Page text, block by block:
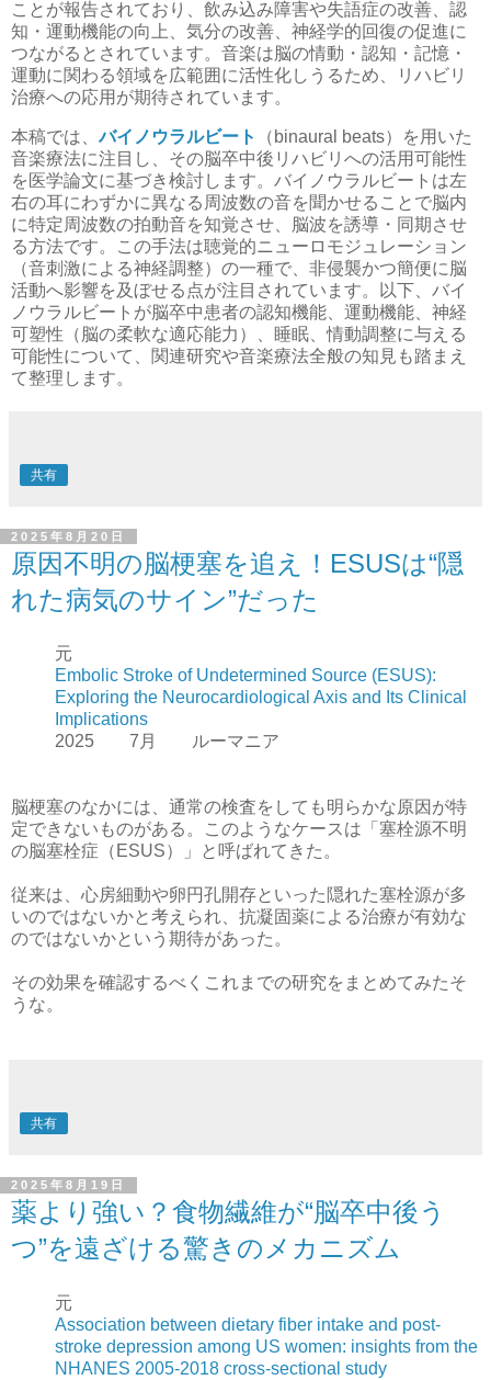
ことが報告されており、飲み込み障害や失語症の改善、認
知・運動機能の向上、気分の改善、神経学的回復の促進に
つながるとされています。音楽は脳の情動・認知・記憶・
運動に関わる領域を広範囲に活性化しうるため、リハビリ
治療への応用が期待されています。
本稿では、バイノウラルビート
（binaural beats）を用いた
音楽療法に注目し、その脳卒中後リハビリへの活用可能性
を医学論文に基づき検討します。バイノウラルビートは左
右の耳にわずかに異なる周波数の音を聞かせることで脳内
に特定周波数の拍動音を知覚させ、脳波を誘導・同期させ
る方法です。この手法は聴覚的ニューロモジュレーション
（音刺激による神経調整）の一種で、非侵襲かつ簡便に脳
活動へ影響を及ぼせる点が注目されています。以下、バイ
ノウラルビートが脳卒中患者の認知機能、運動機能、神経
可塑性（脳の柔軟な適応能力）、睡眠、情動調整に与える
可能性について、関連研究や音楽療法全般の知見も踏まえ
て整理します。
共有
2025年8月20日
原因不明の脳梗塞を追え！ESUSは“隠
れた病気のサイン”だった
元
Embolic Stroke of Undetermined Source (ESUS):
Exploring the Neurocardiological Axis and Its Clinical
Implications
2025 7月 ルーマニア
脳梗塞のなかには、通常の検査をしても明らかな原因が特
定できないものがある。このようなケースは「塞栓源不明
の脳塞栓症（ESUS）」と呼ばれてきた。
従来は、心房細動や卵円孔開存といった隠れた塞栓源が多
いのではないかと考えられ、抗凝固薬による治療が有効な
のではないかという期待があった。
その効果を確認するべくこれまでの研究をまとめてみたそ
うな。
共有
2025年8月19日
薬より強い？食物繊維が“脳卒中後う
つ”を遠ざける驚きのメカニズム
元
Association between dietary fiber intake and post-
stroke depression among US women: insights from the
NHANES 2005-2018 cross-sectional study